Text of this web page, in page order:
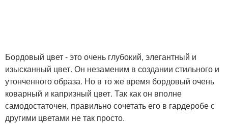
Бордовый цвет - это очень глубокий, элегантный и
изысканный цвет. Он незаменим в создании стильного и
утонченного образа. Но в то же время бордовый очень
коварный и капризный цвет. Так как он вполне
самодостаточен, правильно сочетать его в гардеробе с
другими цветами не так просто.